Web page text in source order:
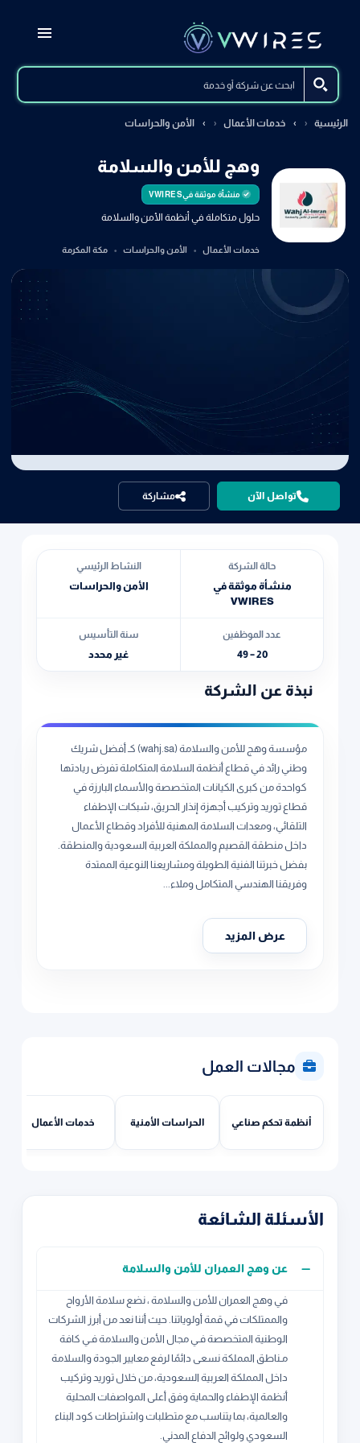
الرئيسية خدمات الأعمال الأمن والحراسات
وهج للأمن والسلامة
منشأة موثقة فيVWIRES
حلول متكاملة في أنظمة الأمن والسلامة
خدمات الأعمال الأمن والحراسات مكة المكرمة
تواصل الآن مشاركة
حالة الشركة
منشأة موثقة في
VWIRES
النشاط الرئيسي
الأمن والحراسات
عدد الموظفين
20 – 49
سنة التأسيس
غير محدد
نبذة عن الشركة
مؤسسة وهج للأمن والسلامة (wahj.sa) كـ أفضل شريك
وطني رائد في قطاع أنظمة السلامة المتكاملة تفرض ريادتها
كواحدة من كبرى الكيانات المتخصصة والأسماء البارزة في
قطاع توريد وتركيب أجهزة إنذار الحريق، شبكات الإطفاء
التلقائي، ومعدات السلامة المهنية للأفراد وقطاع الأعمال
داخل منطقة القصيم والمملكة العربية السعودية والمنطقة.
بفضل خبرتنا الفنية الطويلة ومشاريعنا النوعية الممتدة
وفريقنا الهندسي المتكامل وملاء...
عرض المزيد
مجالات العمل
أنظمة تحكم صناعي الحراسات الأمنية خدمات الأعمال
الأسئلة الشائعة
عن وهج العمران للأمن والسلامة
في وهج العمران للأمن والسلامة ، نضع سلامة الأرواح
والممتلكات في قمة أولوياتنا. حيث أننا نعد من أبرز الشركات
الوطنية المتخصصة فـي مجال الأمن والسلامة فـي كافة
مـناطق المملكة نسعى دائمًا لرفع معايير الجودة والسلامة
داخل المملكة العربية السعودية، من خلال توريد وتركيب
أنظمة الإطفاء والحماية وفق أعلى المواصفات المحلية
والعالمية، بما يتناسب مع متطلبات واشتراطات كود البناء
السعودي ولوائح الدفاع المدني.